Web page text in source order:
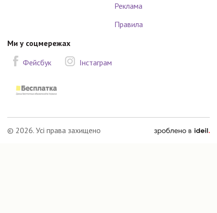
Реклама
Правила
Ми у соцмережах
Фейсбук
Інстаграм
© 2026. Усі права захищено
зроблено